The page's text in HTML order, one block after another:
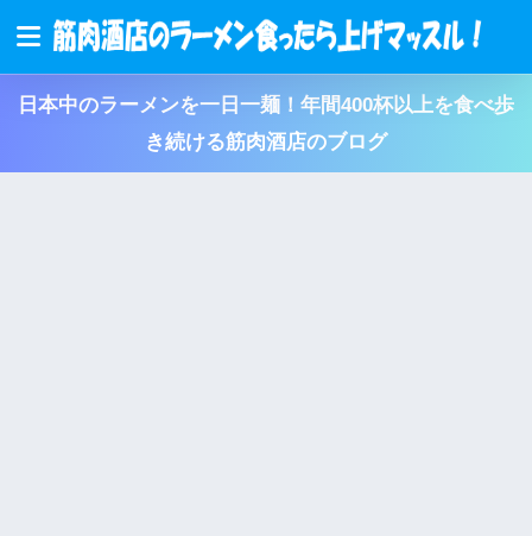
日本中のラーメンを一日一麺！年間400杯以上を食べ歩
き続ける筋肉酒店のブログ